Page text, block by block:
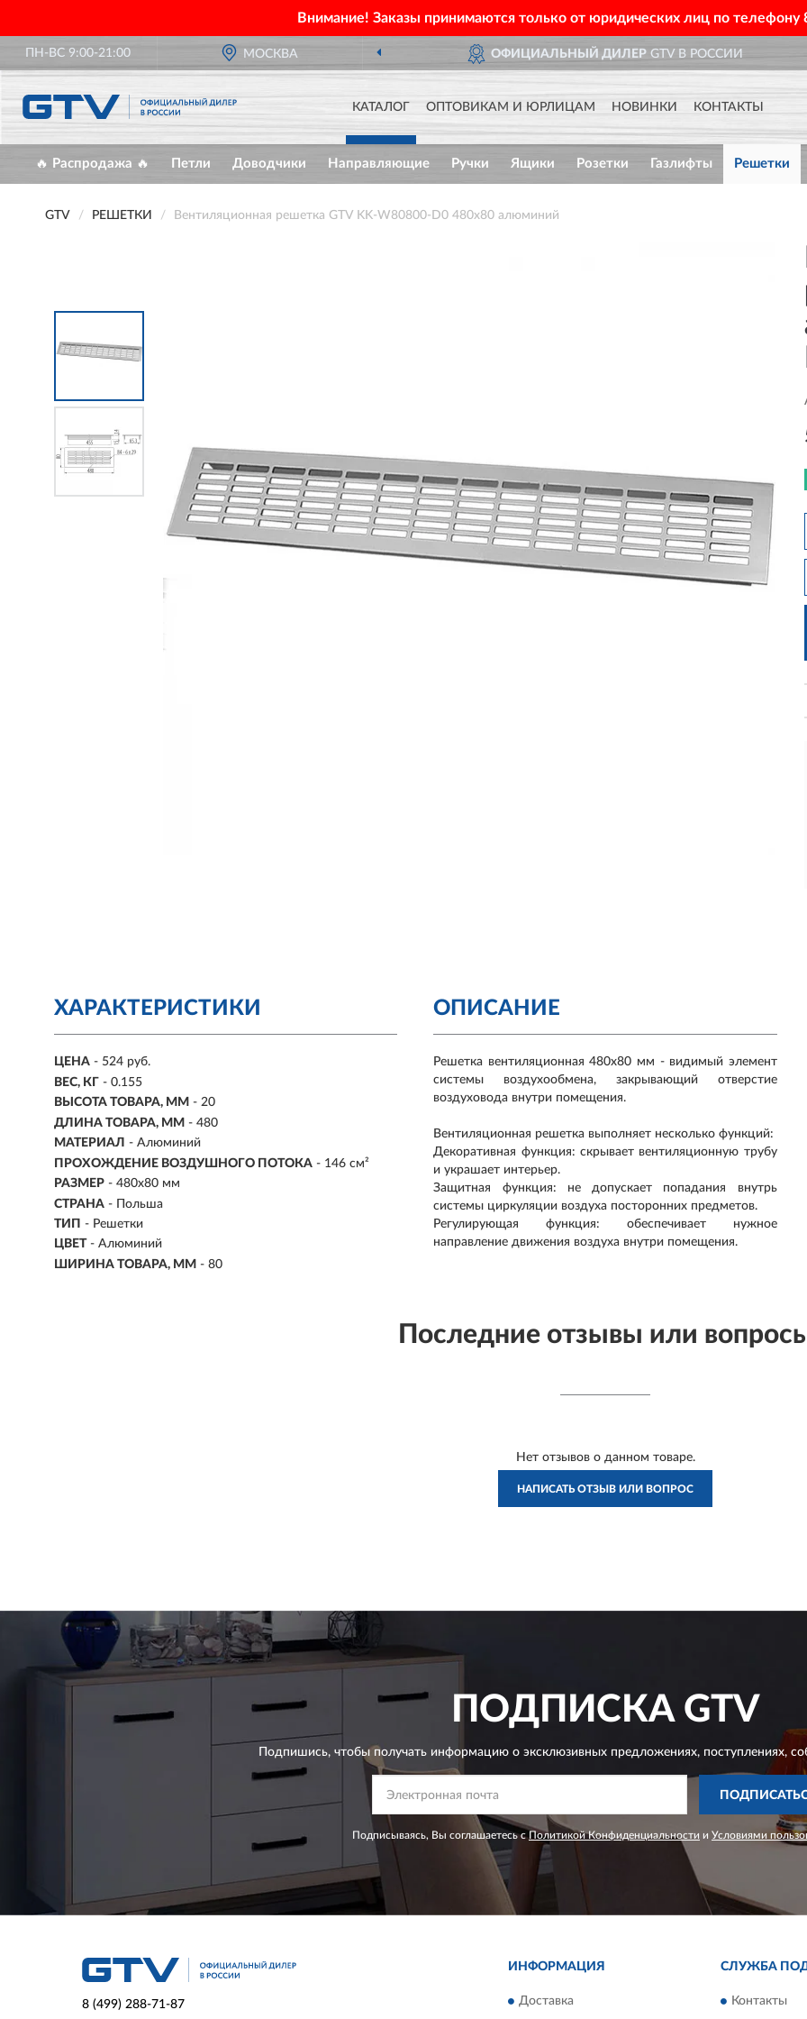
Внимание! Заказы принимаются только от юридических лиц по телефону
ПН-ВС 9:00-21:00 МОСКВА ОФИЦИАЛЬНЫЙ ДИЛЕРGTV В РОССИИ
КАТАЛОГ ОПТОВИКАМ И ЮРЛИЦАМ НОВИНКИ КОНТАКТЫ
🔥 Распродажа 🔥 Петли Доводчики Направляющие Ручки Ящики Розетки Газлифты Решетки
GTV РЕШЕТКИ Вентиляционная решетка GTV KK-W80800-D0 480x80 алюминий
ХАРАКТЕРИСТИКИ
ЦЕНА - 524 руб.
ВЕС, КГ - 0.155
ВЫСОТА ТОВАРА, ММ - 20
ДЛИНА ТОВАРА, ММ - 480
МАТЕРИАЛ - Алюминий
ПРОХОЖДЕНИЕ ВОЗДУШНОГО ПОТОКА - 146 см²
РАЗМЕР - 480х80 мм
СТРАНА - Польша
ТИП - Решетки
ЦВЕТ - Алюминий
ШИРИНА ТОВАРА, ММ - 80
ОПИСАНИЕ
Решетка вентиляционная 480х80 мм - видимый элемент
системы воздухообмена, закрывающий отверстие
воздуховода внутри помещения.
Вентиляционная решетка выполняет несколько функций:
Декоративная функция: скрывает вентиляционную трубу
и украшает интерьер.
Защитная функция: не допускает попадания внутрь
системы циркуляции воздуха посторонних предметов.
Регулирующая функция: обеспечивает нужное
направление движения воздуха внутри помещения.
Последние отзывы или
Нет отзывов о данном товаре.
НАПИСАТЬ ОТЗЫВ ИЛИ ВОПРОС
ПОДПИСКАGTV
Подпишись, чтобы получать информацию о эксклюзивных предложениях,поступлениях,
Подписываясь, Вы соглашаетесь сПолитикой Конфиденциальности и Условиями
8 (499) 288-71-87
ИНФОРМАЦИЯ
Доставка
СЛУЖБА
Контакты